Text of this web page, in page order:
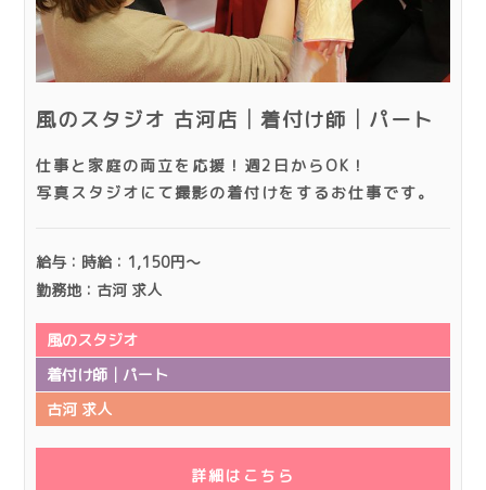
風のスタジオ 古河店│着付け師│パート
仕事と家庭の両立を応援！週2日からOK！
写真スタジオにて撮影の着付けをするお仕事です。
給与：時給：1,150円～
勤務地：古河 求人
風のスタジオ
着付け師│パート
古河 求人
詳細はこちら